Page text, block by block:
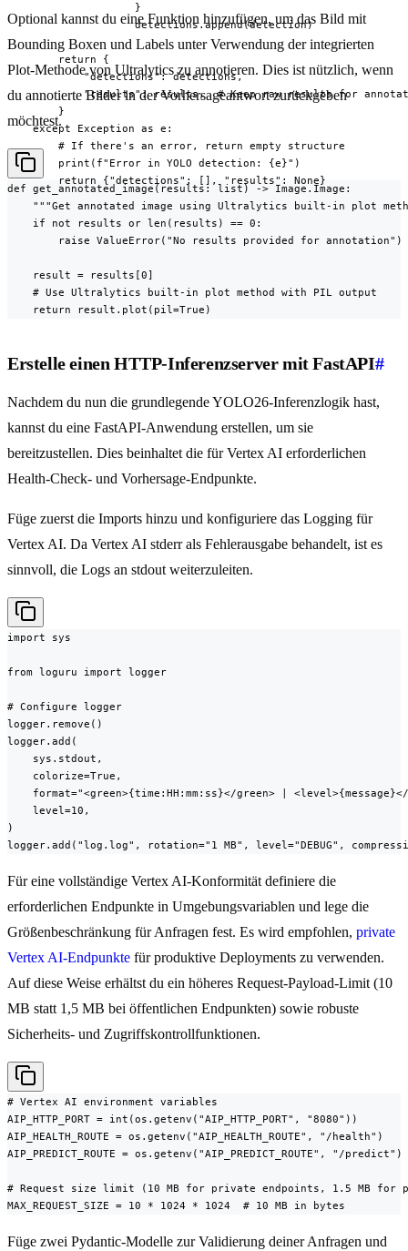
                    }
                    detections.append(detection)
        return {
            "detections": detections,
"results": results,  # Keep raw results for
        }
    except Exception as e:
        # If there's an error, return empty structure
        print(f"Error in YOLO detection: {e}")
        return {"detections": [], "results": None}
Optional kannst du eine Funktion hinzufügen, um das Bild mit
Bounding Boxen und Labels unter Verwendung der integrierten
Plot-Methode von Ultralytics zu annotieren. Dies ist nützlich, wenn
du annotierte Bilder in der Vorhersageantwort zurückgeben
möchtest.
def get_annotated_image(results: list) -> Image.Image:
"""Get annotated image using Ultralytics built-in plot
    if not results or len(results) == 0:
        raise ValueError("No results provided for annotation")
    result = results[0]
    # Use Ultralytics built-in plot method with PIL output
    return result.plot(pil=True)
Erstelle einen HTTP-Inferenzserver mit FastAPI#
Nachdem du nun die grundlegende YOLO26-Inferenzlogik hast,
kannst du eine FastAPI-Anwendung erstellen, um sie
bereitzustellen. Dies beinhaltet die für Vertex AI erforderlichen
Health-Check- und Vorhersage-Endpunkte.
Füge zuerst die Imports hinzu und konfiguriere das Logging für
Vertex AI. Da Vertex AI stderr als Fehlerausgabe behandelt, ist es
sinnvoll, die Logs an stdout weiterzuleiten.
import sys
from loguru import logger
# Configure logger
logger.remove()
logger.add(
    sys.stdout,
    colorize=True,
format="<green>{time:HH:mm:ss}</green> |
    level=10,
)
logger.add("log.log", rotation="1 MB", level="DEBUG",
Für eine vollständige Vertex AI-Konformität definiere die
erforderlichen Endpunkte in Umgebungsvariablen und lege die
Größenbeschränkung für Anfragen fest. Es wird empfohlen, private
Vertex AI-Endpunkte für produktive Deployments zu verwenden.
Auf diese Weise erhältst du ein höheres Request-Payload-Limit (10
MB statt 1,5 MB bei öffentlichen Endpunkten) sowie robuste
Sicherheits- und Zugriffskontrollfunktionen.
# Vertex AI environment variables
AIP_HTTP_PORT = int(os.getenv("AIP_HTTP_PORT", "8080"))
AIP_HEALTH_ROUTE = os.getenv("AIP_HEALTH_ROUTE", "/health")
AIP_PREDICT_ROUTE = os.getenv("AIP_PREDICT_ROUTE", "/predict")
# Request size limit (10 MB for private endpoints, 1.5 MB for
MAX_REQUEST_SIZE = 10 * 1024 * 1024  # 10 MB in bytes
Füge zwei Pydantic-Modelle zur Validierung deiner Anfragen und